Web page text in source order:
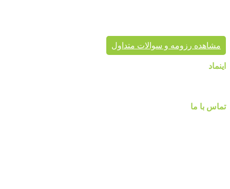
مشاهده رزومه و سوالات متداول
اینماد
تماس با ما